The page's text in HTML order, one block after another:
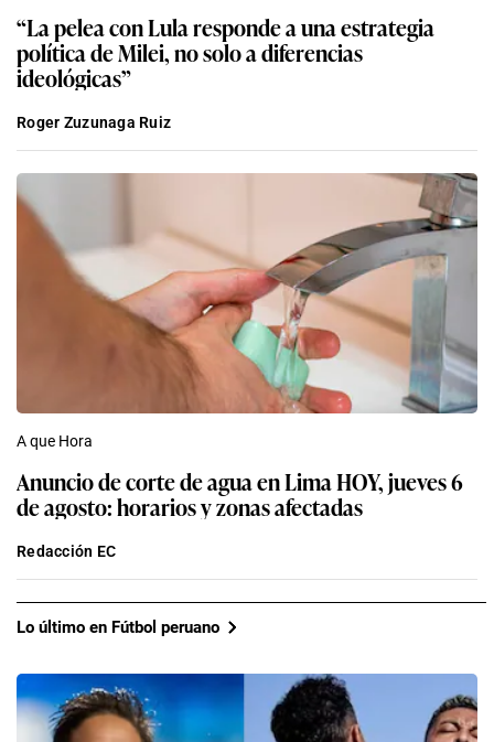
“La pelea con Lula responde a una estrategia
política de Milei, no solo a diferencias
ideológicas”
Roger Zuzunaga Ruiz
A que Hora
Anuncio de corte de agua en Lima HOY, jueves 6
de agosto: horarios y zonas afectadas
Redacción EC
Lo último en Fútbol peruano